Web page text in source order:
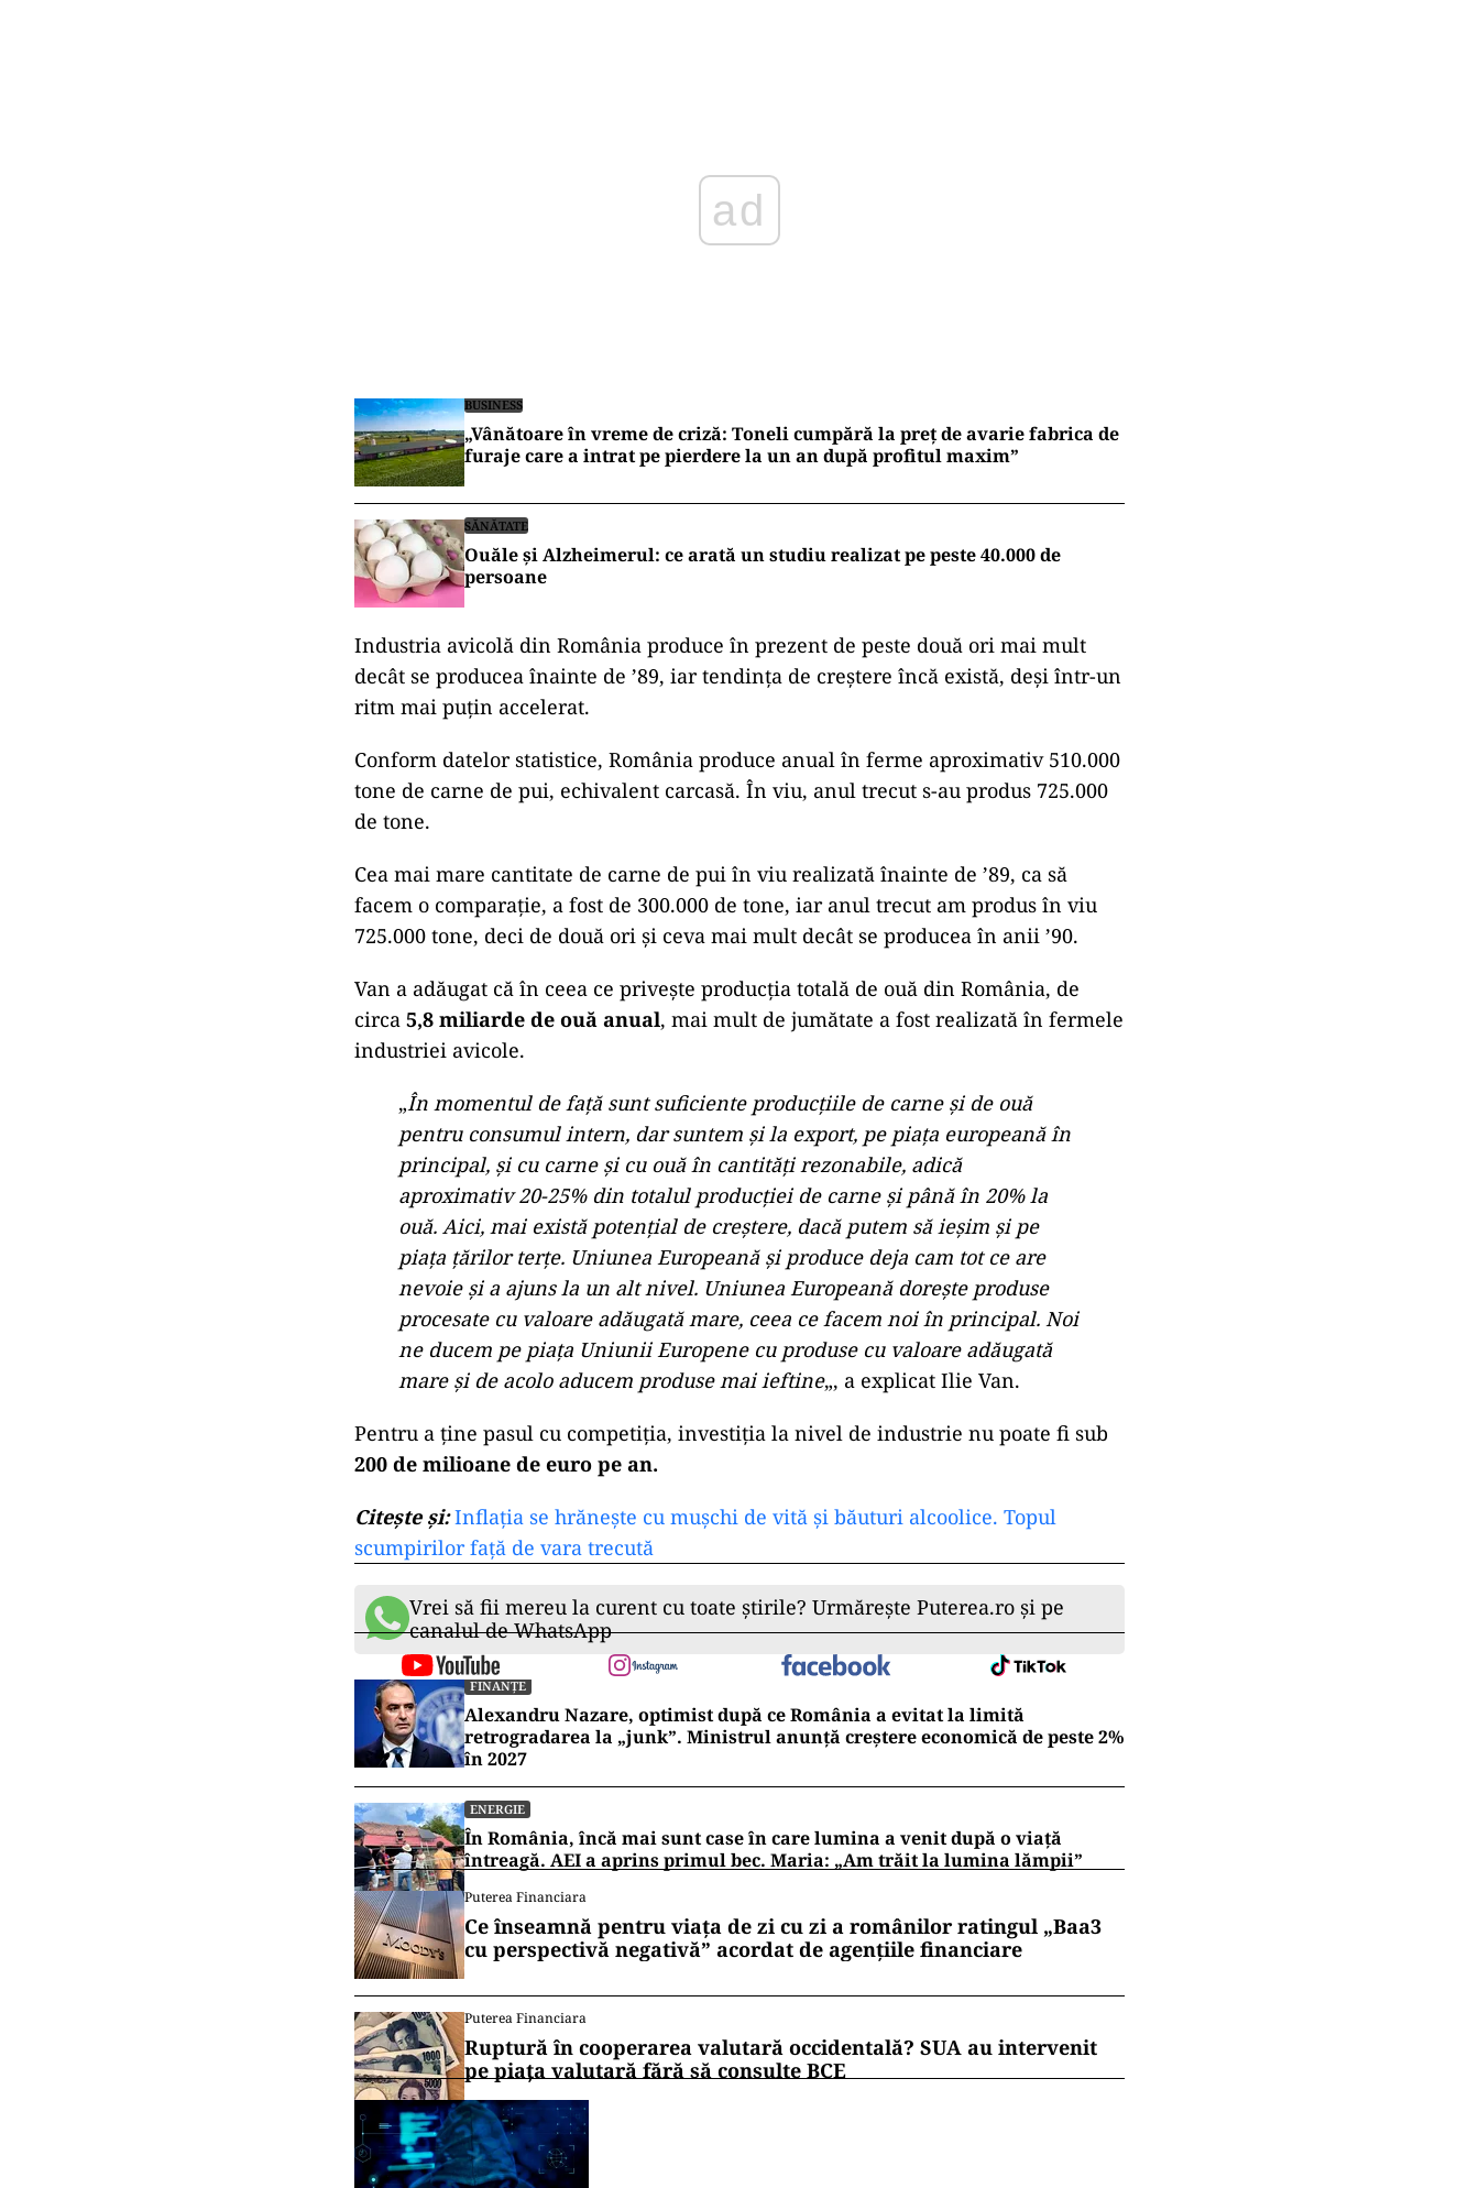
BUSINESS
„Vânătoare în vreme de criză: Toneli cumpără la preț de avarie fabrica de
furaje care a intrat pe pierdere la un an după profitul maxim”
SĂNĂTATE
Ouăle și Alzheimerul: ce arată un studiu realizat pe peste 40.000 de
persoane
Industria avicolă din România produce în prezent de peste două ori mai mult
decât se producea înainte de ’89, iar tendinţa de creştere încă există, deşi într-un
ritm mai puţin accelerat.
Conform datelor statistice, România produce anual în ferme aproximativ 510.000
tone de carne de pui, echivalent carcasă. În viu, anul trecut s-au produs 725.000
de tone.
Cea mai mare cantitate de carne de pui în viu realizată înainte de ’89, ca să
facem o comparaţie, a fost de 300.000 de tone, iar anul trecut am produs în viu
725.000 tone, deci de două ori şi ceva mai mult decât se producea în anii ’90.
Van a adăugat că în ceea ce priveşte producţia totală de ouă din România, de
circa 5,8 miliarde de ouă anual, mai mult de jumătate a fost realizată în fermele
industriei avicole.
„În momentul de faţă sunt suficiente producţiile de carne şi de ouă
pentru consumul intern, dar suntem şi la export, pe piaţa europeană în
principal, şi cu carne şi cu ouă în cantităţi rezonabile, adică
aproximativ 20-25% din totalul producţiei de carne şi până în 20% la
ouă. Aici, mai există potenţial de creştere, dacă putem să ieşim şi pe
piaţa ţărilor terţe. Uniunea Europeană şi produce deja cam tot ce are
nevoie şi a ajuns la un alt nivel. Uniunea Europeană doreşte produse
procesate cu valoare adăugată mare, ceea ce facem noi în principal. Noi
ne ducem pe piaţa Uniunii Europene cu produse cu valoare adăugată
mare şi de acolo aducem produse mai ieftine„, a explicat Ilie Van.
Pentru a ţine pasul cu competiţia, investiţia la nivel de industrie nu poate fi sub
200 de milioane de euro pe an.
Citeşte şi: Inflaţia se hrăneşte cu muşchi de vită şi băuturi alcoolice. Topul
scumpirilor faţă de vara trecută
Vrei să fii mereu la curent cu toate știrile? Urmărește Puterea.ro și pe
canalul de WhatsApp
FINANȚE
Alexandru Nazare, optimist după ce România a evitat la limită
retrogradarea la „junk”. Ministrul anunță creștere economică de peste 2%
în 2027
ENERGIE
În România, încă mai sunt case în care lumina a venit după o viață
întreagă. AEI a aprins primul bec. Maria: „Am trăit la lumina lămpii”
Puterea Financiara
Ce înseamnă pentru viața de zi cu zi a românilor ratingul „Baa3
cu perspectivă negativă” acordat de agențiile financiare
Puterea Financiara
Ruptură în cooperarea valutară occidentală? SUA au intervenit
pe piața valutară fără să consulte BCE